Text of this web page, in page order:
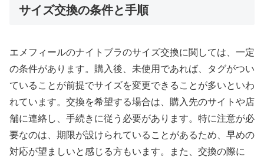
サイズ交換の条件と手順
エメフィールのナイトブラのサイズ交換に関しては、一定
の条件があります。購入後、未使用であれば、タグがつい
ていることが前提でサイズを変更できることが多いといわ
れています。交換を希望する場合は、購入先のサイトや店
舗に連絡し、手続きに従う必要があります。特に注意が必
要なのは、期限が設けられていることがあるため、早めの
対応が望ましいと感じる方もいます。また、交換の際に